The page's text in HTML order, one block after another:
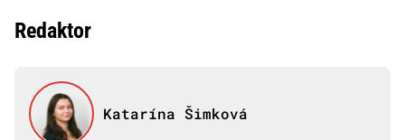
Redaktor
Katarína Šimková